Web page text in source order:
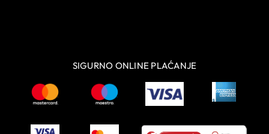
SIGURNO ONLINE PLAĆANJE